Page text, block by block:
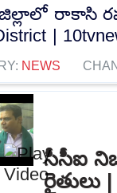
రాకాసి
|
NEWS
సీసీఐ
రైతులు